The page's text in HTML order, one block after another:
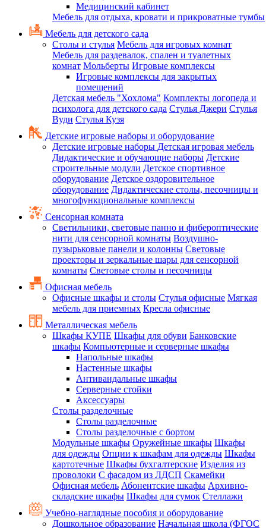
Медицинский кабинет
Мебель для отдыха, кровати и прикроватные тумбы
Мебель для детского сада
Столы и стулья Мебель для игровых комнат
Мебель для раздевалок, спален и туалетных
комнат Мольберты Игровые комплексы
Игровые комплексы для закрытых
помещений
Детская мебель "Хохлома" Комплекты логопеда и
психолога для детского сада Стулья Джери Стулья
Вуди Стулья Кузя
Детские игровые наборы и оборудование
Детские игровые наборы Детская игровая мебель
Дидактические и обучающие наборы Детские
строительные модули Детское спортивное
оборудование Детское оздоровительное
оборудование Дидактические столы, песочницы и
многофункциональные комплексы
Сенсорная комната
Светильники, световые панно и фибероптические
нити для сенсорной комнаты Воздушно-
пузырьковые панели и колонны Световые
проекторы и зеркальные шары для сенсорной
комнаты Световые столы и песочницы
Офисная мебель
Офисные шкафы и столы Стулья офисные Мягкая
мебель для приемных Кресла офисные
Металлическая мебель
Шкафы КУПЕ Шкафы для обуви Банковские
шкафы Компьютерные и серверные шкафы
Напольные шкафы
Настенные шкафы
Антивандальные шкафы
Серверные стойки
Аксессуары
Столы разделочные
Столы разделочные
Столы разделочные с бортом
Модульные шкафы Оружейные шкафы Шкафы
для одежды Опции к шкафам для одежды Шкафы
картотечные Шкафы бухгалтерские Изделия из
проволоки С фасадом из ЛДСП Скамейки
Офисная мебель Абонентские шкафы Архивно-
складские шкафы Шкафы для сумок Стеллажи
Учебно-наглядные пособия и оборудование
Дошкольное образование Начальная школа (ФГОС